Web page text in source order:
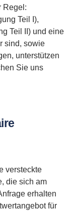
Regel:
Teil I),
Teil II) und eine
sind, sowie
unterstützen
Sie uns
versteckte
die sich am
erhalten
für